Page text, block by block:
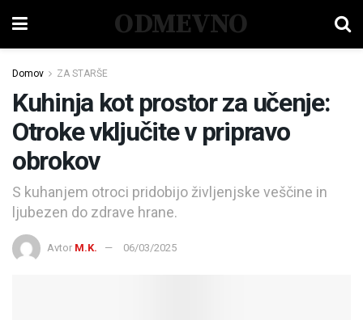
ODMEVNO
Domov ZA STARŠE
Kuhinja kot prostor za učenje:
Otroke vključite v pripravo
obrokov
S kuhanjem otroci pridobijo življenjske veščine in
ljubezen do zdrave hrane.
Avtor M.K. 06/03/2025